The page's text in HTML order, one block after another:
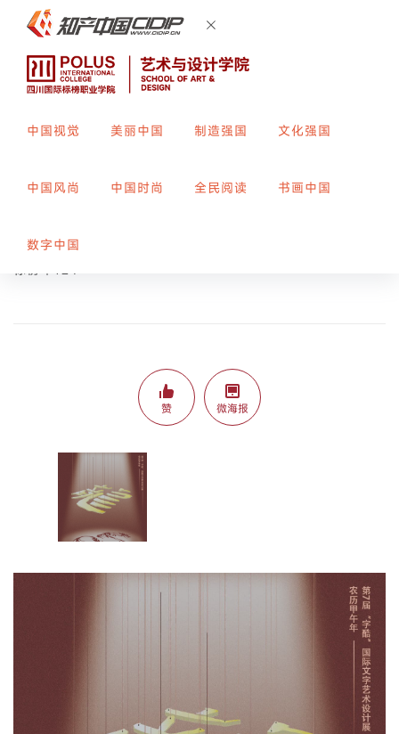
中国视觉 美丽中国 制造强国 文化强国
中国风尚 中国时尚 全民阅读 书画中国
数字中国
指导教师：
标榜平124
赞 微海报